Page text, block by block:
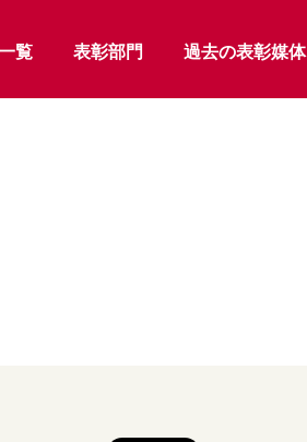
覧 表彰部門 過去の表彰媒体